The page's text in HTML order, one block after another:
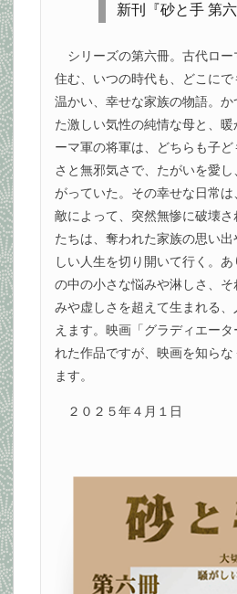
新刊『砂と手 第六
シリーズの第六冊。古代ロ
住む、いつの時代も、どこに
温かい、幸せな家族の物語。
た激しい気性の純情な母と、
ーマ軍の将軍は、どちらも子
さと無邪気さで、たがいを愛
がっていた。その幸せな日常
敵によって、突然無惨に破壊
たちは、奪われた家族の思い
しい人生を切り開いて行く。
の中の小さな悩みや淋しさ、
みや虚しさを超えて生まれる
えます。映画「グラディエー
れた作品ですが、映画を知ら
ます。
２０２５年４月１日